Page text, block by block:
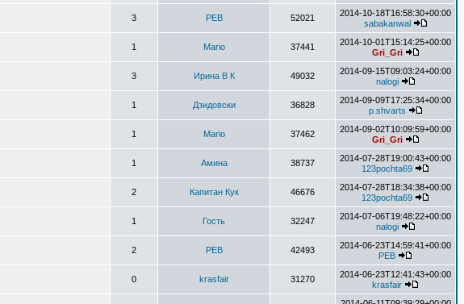
3 РЕВ 52021
2014-10-18T16:58:30+00:00
sabakanwal
1 Mario 37441
2014-10-01T15:14:25+00:00
Gri_Gri
3 Ирина В К 49032
2014-09-15T09:03:24+00:00
nalogi
1 Дзидовски 36828
2014-09-09T17:25:34+00:00
p.shvarts
1 Mario 37462
2014-09-02T10:09:59+00:00
Gri_Gri
1 Амина 38737
2014-07-28T19:00:43+00:00
123pochta69
2 Капитан Кук 46676
2014-07-28T18:34:38+00:00
123pochta69
1 Гость 32247
2014-07-06T19:48:22+00:00
nalogi
2 РЕВ 42493
2014-06-23T14:59:41+00:00
РЕВ
0 krasfair 31270
2014-06-23T12:41:43+00:00
krasfair